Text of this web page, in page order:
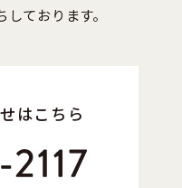
ております。
はこちら